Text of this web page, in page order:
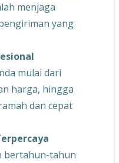
menjaga
yang
mulai dari
harga, hingga
dan cepat
bertahun-tahun